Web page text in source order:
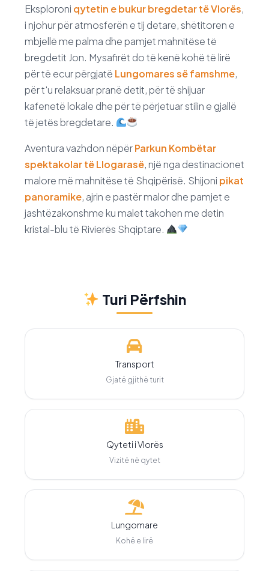
Eksploroni qytetin e bukur bregdetar të Vlorës,
i njohur për atmosferën e tij detare, shëtitoren e
mbjellë me palma dhe pamjet mahnitëse të
bregdetit Jon. Mysafirët do të kenë kohë të lirë
për të ecur përgjatë Lungomares së famshme,
për t'u relaksuar pranë detit, për të shijuar
kafenetë lokale dhe për të përjetuar stilin e gjallë
të jetës bregdetare.
Aventura vazhdon nëpërParkun Kombëtar
spektakolar të Llogarasë, një nga destinacionet
malore më mahnitëse të Shqipërisë. Shijoni pikat
panoramike, ajrin e pastër malor dhe pamjet e
jashtëzakonshme ku malet takohen me detin
kristal-blu të Rivierës Shqiptare.
Turi Përfshin
Transport
Gjatë gjithë turit
Qyteti i Vlorës
Vizitë në qytet
Lungomare
Kohë e lirë